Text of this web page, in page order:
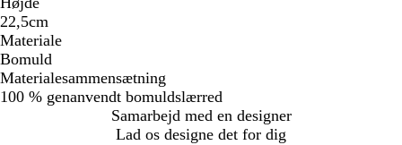
22,5cm
Materiale
Bomuld
Materialesammensætning
100 % genanvendt bomuldslærred
Samarbejd med en designer
Lad os designe det for dig